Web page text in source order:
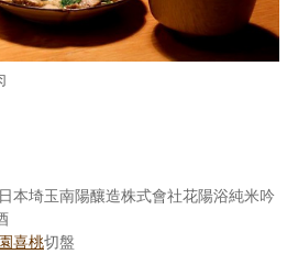
本埼玉南陽釀造株式會社花陽浴純米吟
喜桃切盤